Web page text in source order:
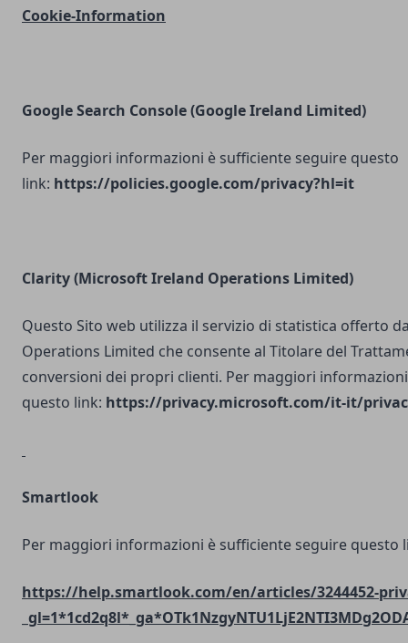
Cookie-Information
Google Search Console(Google Ireland Limited)
Per maggiori informazioni è sufficiente seguire questo
link: https://policies.google.com/privacy?hl=it
Clarity (Microsoft Ireland Operations Limited)
Questo Sito web utilizza il servizio di statistica offerto
Operations Limited che consente al Titolare del
conversioni dei propri clienti. Per maggiori
questo link: https://privacy.microsoft.com/it-it/
Smartlook
Per maggiori informazioni è sufficiente seguire questo
https://help.smartlook.com/en/articles/3244452-